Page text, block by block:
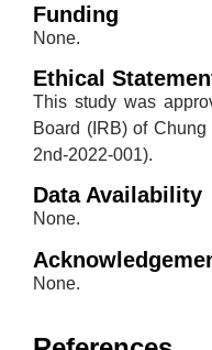
Funding
None.
Ethical
This study was
Board (IRB) of
2nd-2022-001).
Data Availability
None.
None.